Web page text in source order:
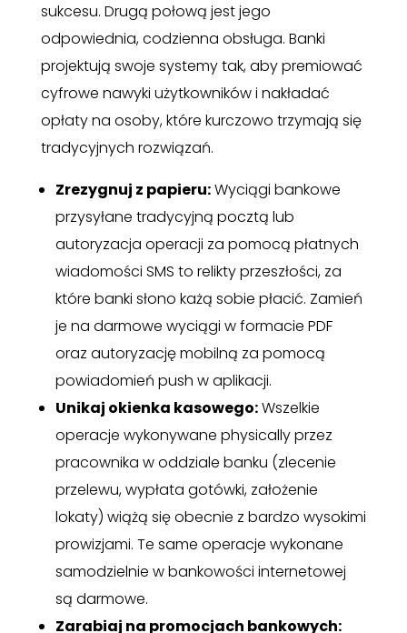
sukcesu. Drugą połową jest jego
odpowiednia, codzienna obsługa. Banki
projektują swoje systemy tak, aby premiować
cyfrowe nawyki użytkowników i nakładać
opłaty na osoby, które kurczowo trzymają się
tradycyjnych rozwiązań.
Zrezygnuj z papieru:Wyciągi bankowe
przysyłane tradycyjną pocztą lub
autoryzacja operacji za pomocą płatnych
wiadomości SMS to relikty przeszłości, za
które banki słono każą sobie płacić. Zamień
je na darmowe wyciągi w formacie PDF
oraz autoryzację mobilną za pomocą
powiadomień push w aplikacji.
Unikaj okienka kasowego:Wszelkie
operacje wykonywane physically przez
pracownika w oddziale banku (zlecenie
przelewu, wypłata gotówki, założenie
lokaty) wiążą się obecnie z bardzo wysokimi
prowizjami. Te same operacje wykonane
samodzielnie w bankowości internetowej
są darmowe.
Zarabiaj na promocjach bankowych: